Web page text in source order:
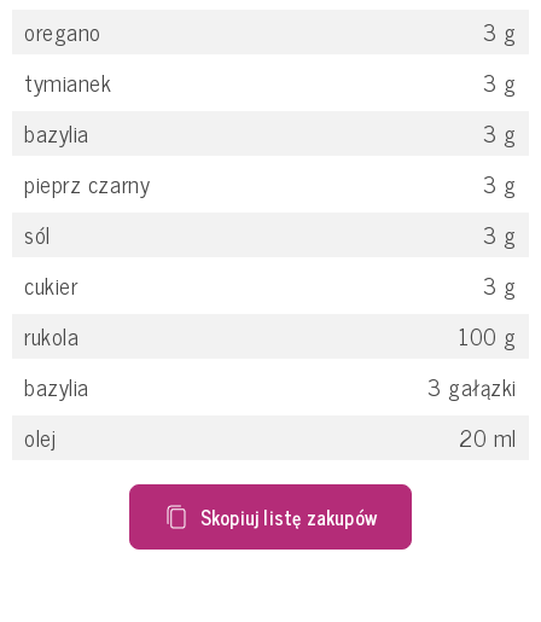
oregano
3 g
tymianek
3 g
bazylia
3 g
pieprz czarny
3 g
sól
3 g
cukier
3 g
rukola
100 g
bazylia
3 gałązki
olej
20 ml
Skopiuj listę zakupów